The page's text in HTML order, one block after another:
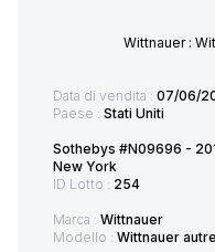
Wittnauer :
Data di vendita : 07/06/
Paese : Stati Uniti
Sothebys #N09696 -
New York
ID Lotto : 254
Marca : Wittnauer
Modello : Wittnauer